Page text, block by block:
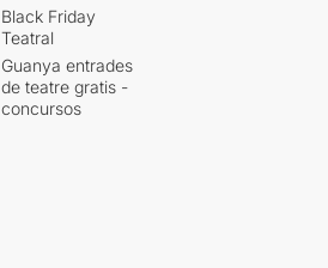
Black Friday
Teatral
Guanya entrades
de teatre gratis -
concursos